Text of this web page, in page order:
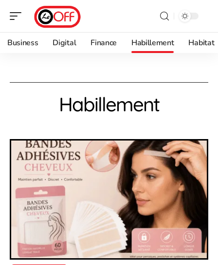
Business Digital Finance Habillement Habitat
Habillement